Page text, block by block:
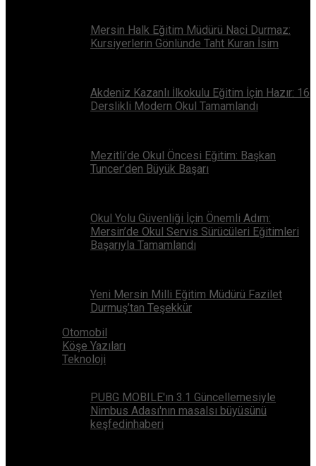
Mersin Halk Eğitim Müdürü Naci Durmaz:
Kursiyerlerin Gönlünde Taht Kuran İsim
Akdeniz Kazanlı İlkokulu Eğitim İçin Hazır: 16
Derslikli Modern Okul Tamamlandı
Mezitli’de Okul Öncesi Eğitim: Başkan
Tuncer’den Büyük Başarı
Okul Yolu Güvenliği İçin Önemli Adım:
Mersin’de Okul Servis Sürücüleri Eğitimleri
Başarıyla Tamamlandı
Yeni Mersin Milli Eğitim Müdürü Fazilet
Durmuş’tan Teşekkür
Otomobil
Köşe Yazıları
Teknoloji
PUBG MOBILE'ın 3.1 Güncellemesiyle
Nimbus Adası'nın masalsı büyüsünü
keşfedinhaberi